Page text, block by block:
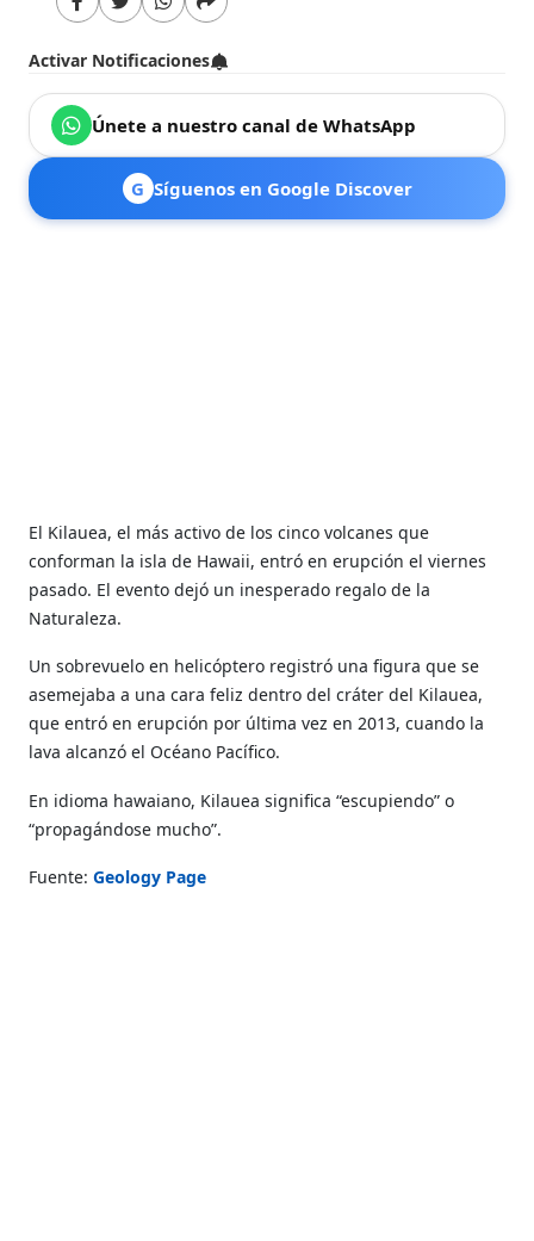
Activar Notificaciones
Únete a nuestro canal de WhatsApp
G Síguenos en Google Discover
El Kilauea, el más activo de los cinco volcanes que
conforman la isla de Hawaii, entró en erupción el viernes
pasado. El evento dejó un inesperado regalo de la
Naturaleza.
Un sobrevuelo en helicóptero registró una figura que se
asemejaba a una cara feliz dentro del cráter del Kilauea,
que entró en erupción por última vez en 2013, cuando la
lava alcanzó el Océano Pacífico.
En idioma hawaiano, Kilauea significa “escupiendo” o
“propagándose mucho”.
Fuente:Geology Page